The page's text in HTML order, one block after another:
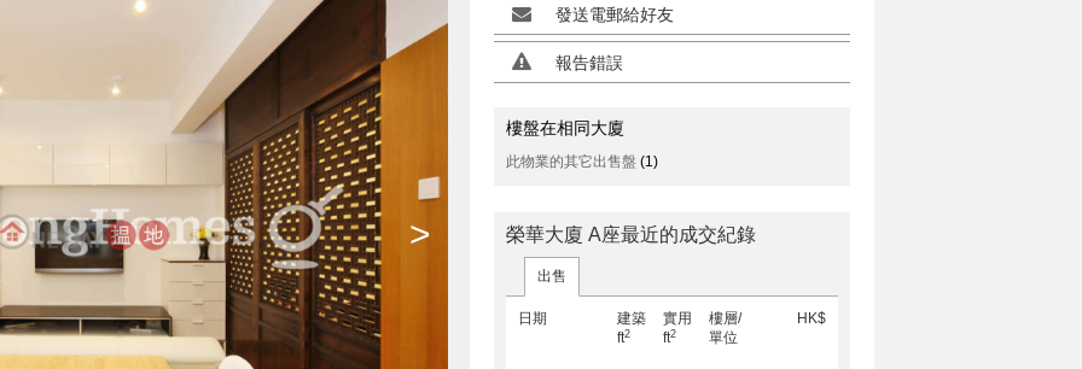
>
發送電郵給好友
報告錯誤
樓盤在相同大廈
此物業的其它出售盤 (1)
榮華大廈 A座最近的成交紀錄
出售
日期
建築
ft2
實用
ft2
樓層/
單位
HK$